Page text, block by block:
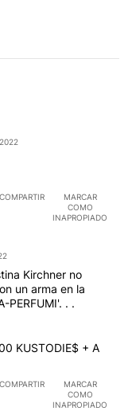
COMPARTIR
MARCAR
COMO
INAPROPIADO
Kirchner no
un arma en la
PERFUMI'. . .
KUSTODIE$ + A
COMPARTIR
MARCAR
COMO
INAPROPIADO